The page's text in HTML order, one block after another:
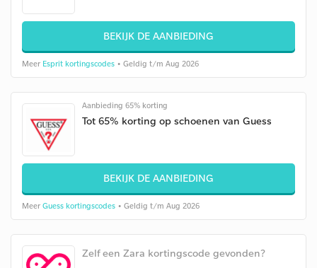
BEKIJK DE AANBIEDING
Meer Esprit kortingscodes • Geldig t/m Aug 2026
Aanbieding 65% korting
Tot 65% korting op schoenen van Guess
BEKIJK DE AANBIEDING
Meer Guess kortingscodes • Geldig t/m Aug 2026
Zelf een Zara kortingscode gevonden?